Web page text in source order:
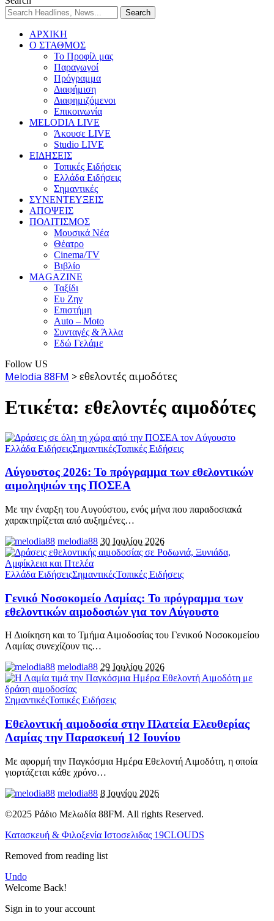
ΑΡΧΙΚΗ
Ο ΣΤΑΘΜΟΣ
Το Προφίλ μας
Παραγωγοί
Πρόγραμμα
Διαφήμιση
Διαφημιζόμενοι
Επικοινωνία
MELODIA LIVE
Άκουσε LIVE
Studio LIVE
ΕΙΔΗΣΕΙΣ
Τοπικές Ειδήσεις
Ελλάδα Ειδήσεις
Σημαντικές
ΣΥΝΕΝΤΕΥΞΕΙΣ
ΑΠΟΨΕΙΣ
ΠΟΛΙΤΙΣΜΟΣ
Μουσικά Νέα
Θέατρο
Cinema/TV
Βιβλίο
MAGAZINE
Ταξίδι
Ευ Ζην
Επιστήμη
Auto – Moto
Συνταγές & Άλλα
Εδώ Γελάμε
Follow US
Melodia 88FM >εθελοντές αιμοδότες
Ετικέτα: εθελοντές αιμοδότες
Ελλάδα ΕιδήσειςΣημαντικέςΤοπικές Ειδήσεις
Αύγουστος 2026: Το πρόγραμμα των εθελοντικών
αιμοληψιών της ΠΟΣΕΑ
Με την έναρξη του Αυγούστου, ενός μήνα που παραδοσιακά
χαρακτηρίζεται από αυξημένες…
melodia88 30 Ιουλίου 2026
Ελλάδα ΕιδήσειςΣημαντικέςΤοπικές Ειδήσεις
Γενικό Νοσοκομείο Λαμίας: Το πρόγραμμα των
εθελοντικών αιμοδοσιών για τον Αύγουστο
Η Διοίκηση και το Τμήμα Αιμοδοσίας του Γενικού Νοσοκομείου
Λαμίας συνεχίζουν τις…
melodia88 29 Ιουλίου 2026
ΣημαντικέςΤοπικές Ειδήσεις
Εθελοντική αιμοδοσία στην Πλατεία Ελευθερίας
Λαμίας την Παρασκευή 12 Ιουνίου
Με αφορμή την Παγκόσμια Ημέρα Εθελοντή Αιμοδότη, η οποία
γιορτάζεται κάθε χρόνο…
melodia88 8 Ιουνίου 2026
©2025 Ράδιο Μελωδία 88FM. All rights Reserved.
Κατασκευή & Φιλοξενία Ιστοσελιδας 19CLOUDS
Removed from reading list
Undo
Welcome Back!
Sign in to your account